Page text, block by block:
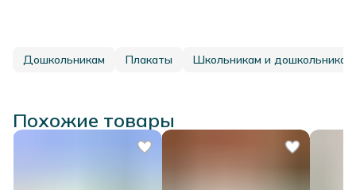
Дошкольникам Плакаты Школьникам и дошкольникам
Похожие товары